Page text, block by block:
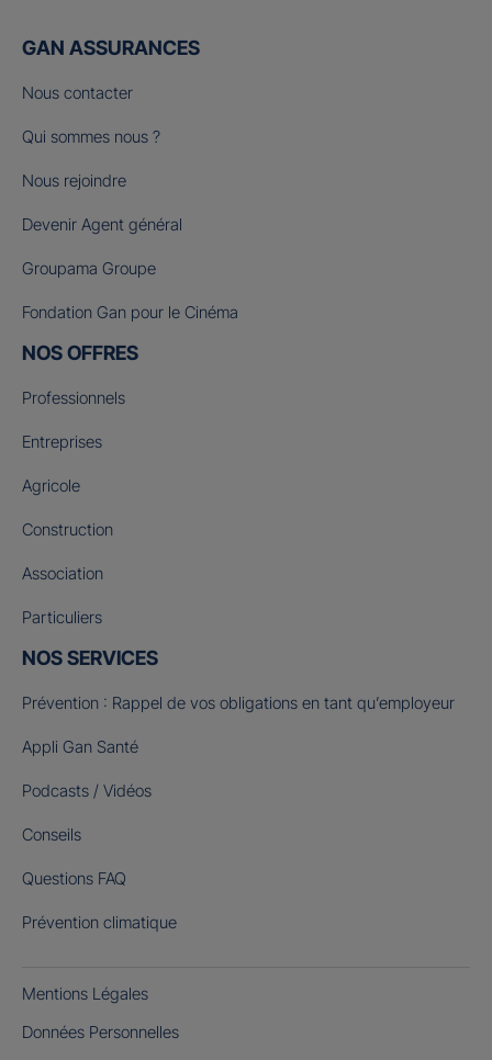
GAN ASSURANCES
Nous contacter
Qui sommes nous ?
Nous rejoindre
Devenir Agent général
Groupama Groupe
Fondation Gan pour le Cinéma
NOS OFFRES
Professionnels
Entreprises
Agricole
Construction
Association
Particuliers
NOS SERVICES
Prévention : Rappel de vos obligations en tant qu’employeur
Appli Gan Santé
Podcasts / Vidéos
Conseils
Questions FAQ
Prévention climatique
Mentions Légales
Données Personnelles